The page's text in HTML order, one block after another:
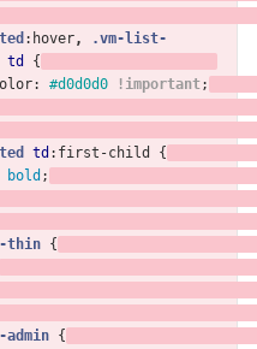
:hover,
.vm-list-
td
{
: #d0d0d0 !important;
td :first-child
{
bold ;
thin {
{